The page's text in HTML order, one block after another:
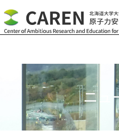
Skip to content
ニュ